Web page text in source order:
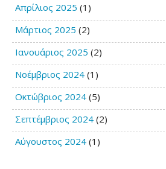
Απρίλιος 2025 (1)
Μάρτιος 2025 (2)
Ιανουάριος 2025 (2)
Νοέμβριος 2024 (1)
Οκτώβριος 2024 (5)
Σεπτέμβριος 2024 (2)
Αύγουστος 2024 (1)